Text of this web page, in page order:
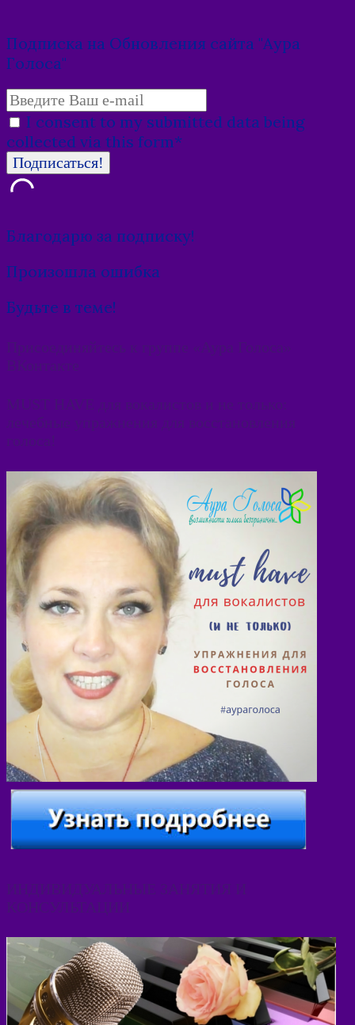
Подписка на Обновления сайта "Аура
Голоса"
I consent to my submitted data being
collected via this form*
Благодарю за подписку!
Произошла ошибка
Будьте в теме!